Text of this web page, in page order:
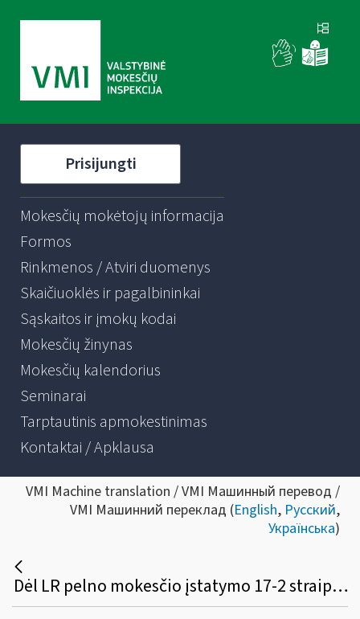
Prisijungti
Mokesčių mokėtojų informacija
Formos
Rinkmenos / Atviri duomenys
Skaičiuoklės ir pagalbininkai
Sąskaitos ir įmokų kodai
Mokesčių žinynas
Mokesčių kalendorius
Seminarai
Tarptautinis apmokestinimas
Kontaktai / Apklausa
VMI Machine translation / VMI Машинный перевод /
VMI Машинний переклад (English, Русский,
Українська)
Dėl LR pelno mokesčio įstatymo 17-2 straipsnio 1 dalies apibendrinto paaiškinimo (komentaro) pakeitimo